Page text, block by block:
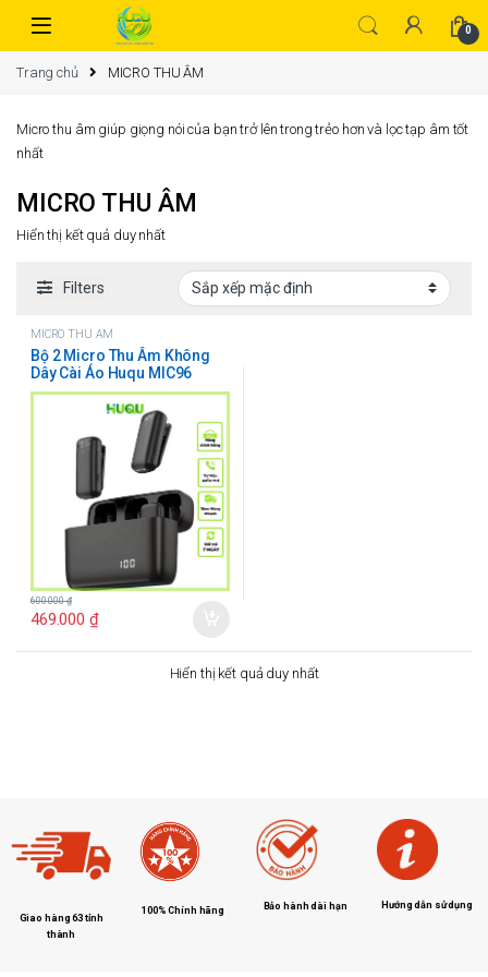
0
Trang chủ MICRO THU ÂM
Micro thu âm giúp giọng nói của bạn trở lên trong trẻo hơn và lọc tạp âm tốt
nhất
MICRO THU ÂM
Hiển thị kết quả duy nhất
Filters
MICRO THU ÂM
Bộ 2 Micro Thu Âm Không
Dây Cài Áo Huqu MIC96
469.000 ₫
600.000₫
Hiển thị kết quả duy nhất
Giao hàng 63 tỉnh
thành
100% Chính hãng Bảo hành dài hạn Hướng dẫn sử dụng